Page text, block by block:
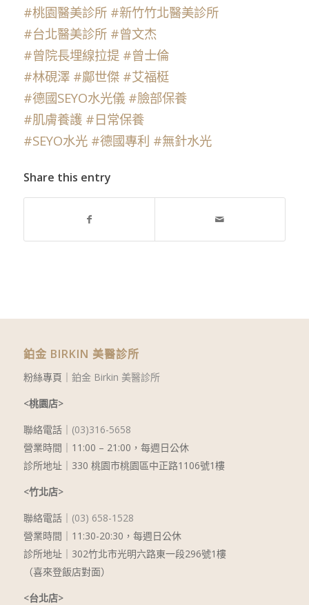
#桃園醫美診所 #新竹竹北醫美診所
#台北醫美診所 #曾文杰
#曾院長埋線拉提 #曾士倫
#林硯澤 #鄺世傑 #艾福梃
#德國SEYO水光儀 #臉部保養
#肌膚養護 #日常保養
#SEYO水光 #德國專利 #無針水光
Share this entry
鉑金 BIRKIN 美醫診所
粉絲專頁｜ 鉑金 Birkin 美醫診所
<桃園店>
聯絡電話｜ (03)316-5658
營業時間｜11:00 – 21:00，每週日公休
診所地址｜330 桃園市桃園區中正路1106號1樓
<竹北店>
聯絡電話｜ (03) 658-1528
營業時間｜11:30-20:30，每週日公休
診所地址｜302竹北市光明六路東一段296號1樓
（喜來登飯店對面）
<台北店>